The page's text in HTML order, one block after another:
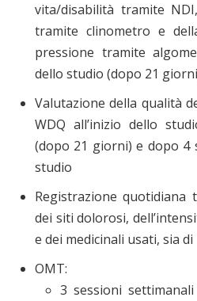
vita/disabilità tramite
tramite clinometro e
pressione tramite
dello studio (dopo 21
Valutazione della qualità
WDQ all’inizio dello
(dopo 21 giorni) e dopo 4
studio
Registrazione quotidiana
dei siti dolorosi,
e dei medicinali usati, sia
OMT:
3 sessioni